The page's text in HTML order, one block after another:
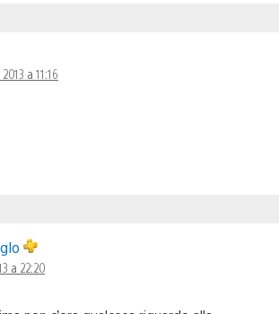
a 11:16
a 22:20